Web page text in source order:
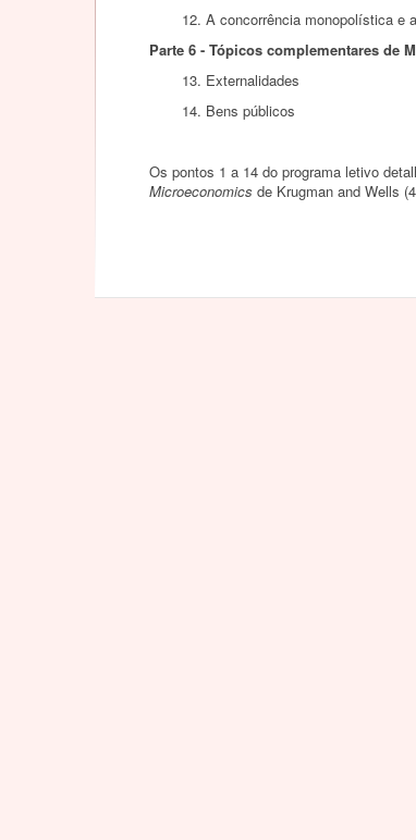
12. A concorrência monopolística e
Parte 6 - Tópicos complementares de
13. Externalidades
14. Bens públicos
Os pontos 1 a 14 do programa letivo
Microeconomics de Krugman and Wells